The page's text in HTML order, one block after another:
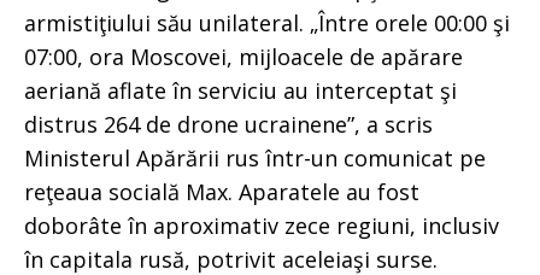
armistiţiului său unilateral. „Între orele 00:00 şi
07:00, ora Moscovei, mijloacele de apărare
aeriană aflate în serviciu au interceptat şi
distrus 264 de drone ucrainene”, a scris
Ministerul Apărării rus într-un comunicat pe
reţeaua socială Max. Aparatele au fost
doborâte în aproximativ zece regiuni, inclusiv
în capitala rusă, potrivit aceleiaşi surse.